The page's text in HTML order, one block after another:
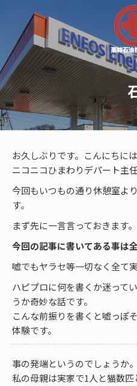
お久しぶりです。こんにちには
ニコニコひまわりデパート主
今回もいつもの通り休憩室よ
す。
まず先に一言言っておきます。
今回の記事に書いてある事は
嘘でもヤラセ等一切なく全て実
ハピプロに何を書くか迷って
うか奇妙な話です。
こんな前振りを書くと嘘っぽ
体験です。
事の発端というのでしょうか。
私の母親は実家で1人と猫数匹